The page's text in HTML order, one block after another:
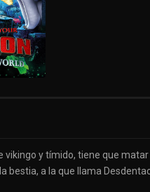
vikingo y tímido, tiene que
bestia, a la que llama